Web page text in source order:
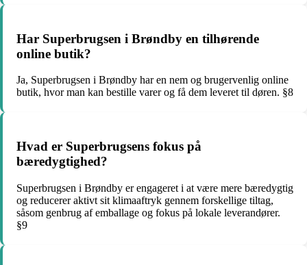
Har Superbrugsen i Brøndby en tilhørende
online butik?
Ja, Superbrugsen i Brøndby har en nem og brugervenlig online
butik, hvor man kan bestille varer og få dem leveret til døren. §8
Hvad er Superbrugsens fokus på
bæredygtighed?
Superbrugsen i Brøndby er engageret i at være mere bæredygtig
og reducerer aktivt sit klimaaftryk gennem forskellige tiltag,
såsom genbrug af emballage og fokus på lokale leverandører.
§9